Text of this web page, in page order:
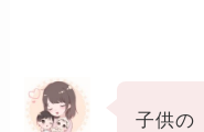
子供の